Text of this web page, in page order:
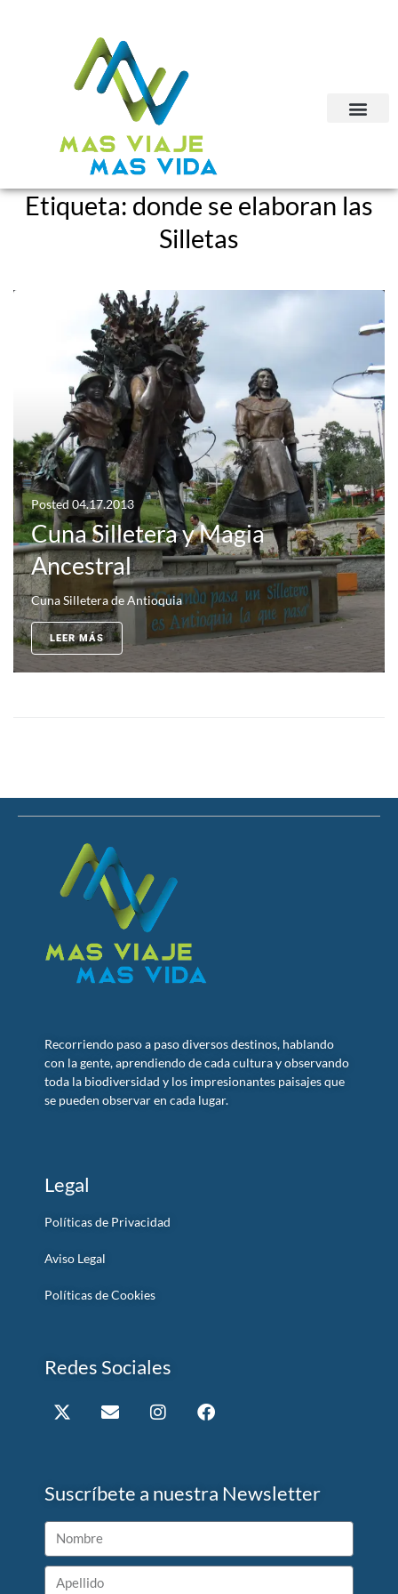
Etiqueta:donde se elaboran las
Silletas
Posted 04.17.2013
Cuna Silletera y Magia
Ancestral
Cuna Silletera de Antioquia
LEER MÁS
Recorriendo paso a paso diversos destinos, hablando
con la gente, aprendiendo de cada cultura y observando
toda la biodiversidad y los impresionantes paisajes que
se pueden observar en cada lugar.
Legal
Políticas de Privacidad
Aviso Legal
Políticas de Cookies
Redes Sociales
Suscríbete a nuestra Newsletter